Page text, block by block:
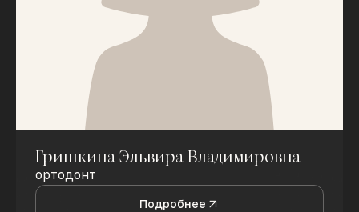
Гришкина Эльвира Владимировна
ортодонт
Подробнее